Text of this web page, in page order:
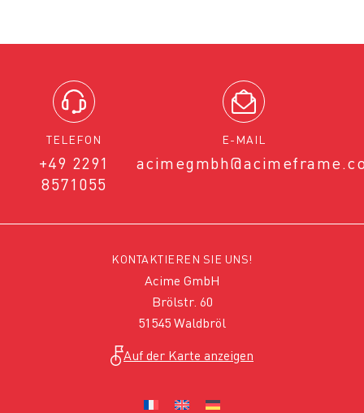
TELEFON
+49 2291
8571055
E-MAIL
KONTAKTIEREN SIE UNS!
Acime GmbH
Brölstr. 60
51545 Waldbröl
Auf der Karte anzeigen